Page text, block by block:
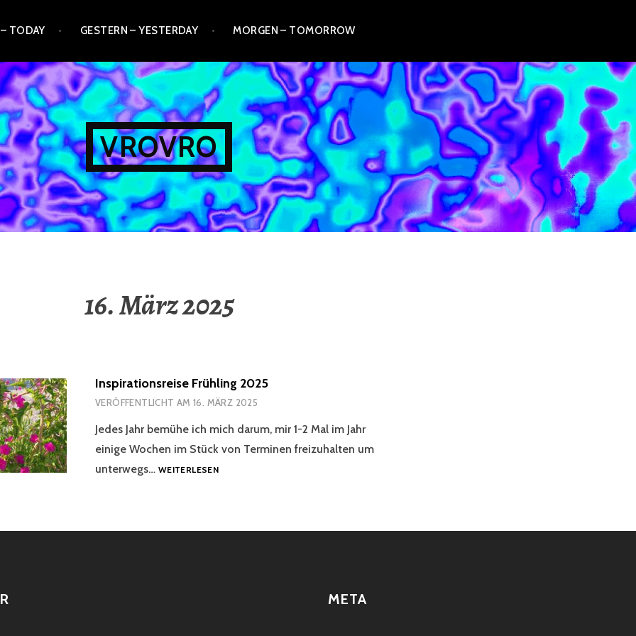
TODAY GESTERN – YESTERDAY MORGEN – TOMORROW
VROVRO
16. März 2025
Inspirationsreise Frühling 2025
VERÖFFENTLICHT AM16. MÄRZ 2025
Jedes Jahr bemühe ich mich darum, mir 1-2 Mal im Jahr
einige Wochen im Stück von Terminen freizuhalten um
unterwegs… WEITERLESENINSPIRATIONSREISE
META